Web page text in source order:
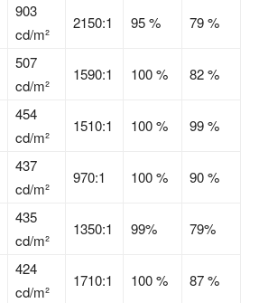
903
cd/m²
2150:1 95 % 79 %
507
cd/m²
1590:1 100 % 82 %
454
cd/m²
1510:1 100 % 99 %
437
cd/m²
970:1 100 % 90 %
435
cd/m²
1350:1 99% 79%
424
cd/m²
1710:1 100 % 87 %